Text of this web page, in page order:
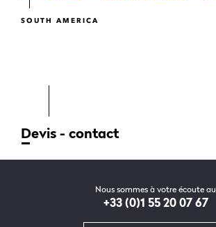
SOUTH AMERICA
Devis - contact
Nous sommes à votre écoute au
+33 (0)1 55 20 07 67